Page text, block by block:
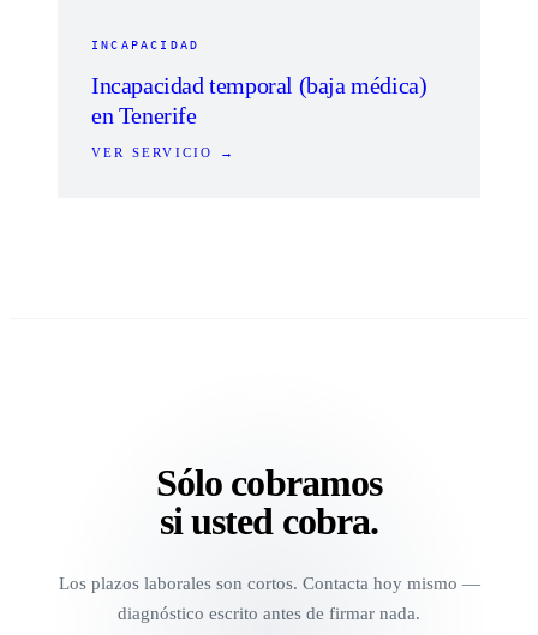
INCAPACIDAD
Incapacidad temporal (baja médica)
en Tenerife
VER SERVICIO →
Sólo cobramos
si usted cobra.
Los plazos laborales son cortos. Contacta hoy mismo —
diagnóstico escrito antes de firmar nada.